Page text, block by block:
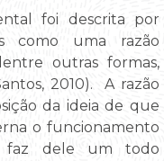
foi descrita por
como uma razão
outras formas,
2010). A razão
da ideia de que
o funcionamento
dele um todo